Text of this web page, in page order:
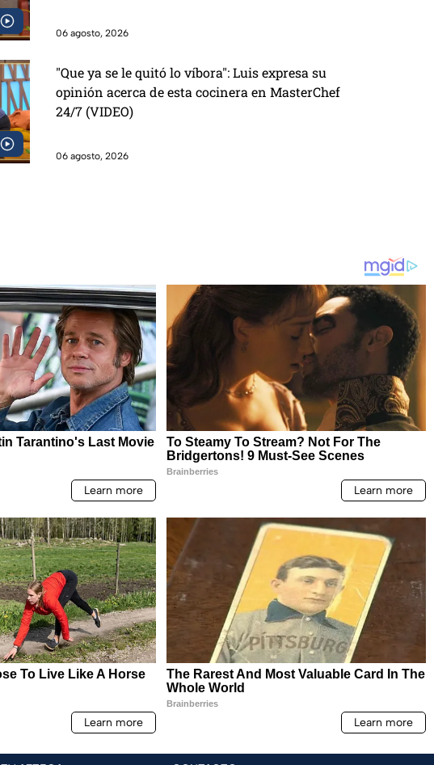
06 agosto, 2026
"Que ya se le quitó lo víbora": Luis expresa su
opinión acerca de esta cocinera en MasterChef
24/7 (VIDEO)
06 agosto, 2026